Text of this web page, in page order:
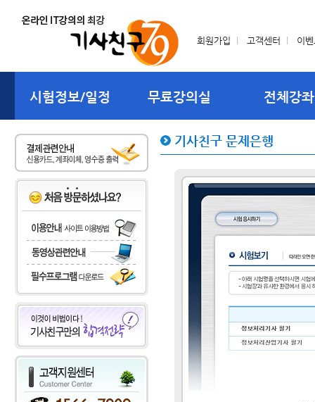
회원가입 고객센터 이
시험정보/일정 무료강의실 전체강좌
기사친구 문제은행